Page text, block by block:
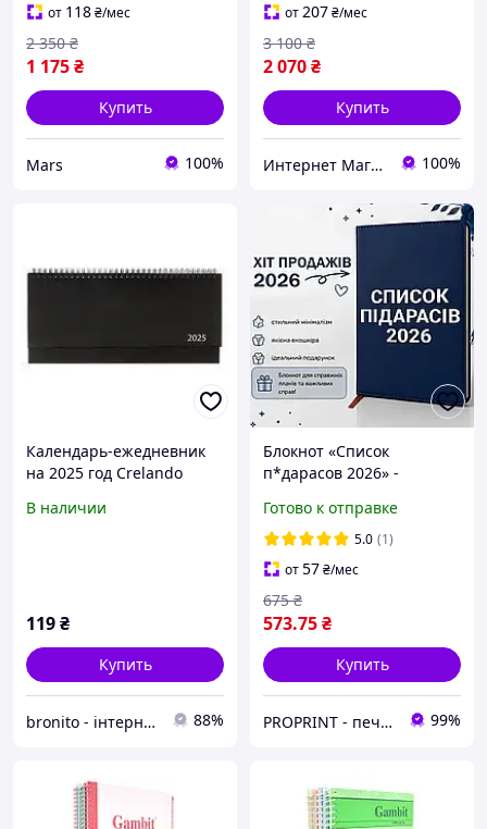
от 118₴/мес
1 175₴
2 350 ₴
Купить
Mars 100%
от207₴/мес
2 070₴
3 100 ₴
Купить
Интернет Магазин ХозДом 100%
Календарь-ежедневник
на 2025 год Crelando
качество)
В наличии
119₴
Купить
bronito - інтернет-магазин із широким асортиментом 88%
Блокнот «Список
п*дарасов 2026» -
юмором A5 из экокожи
Готово к отправке
5.0 (1)
от57₴/мес
573.75₴
675 ₴
Купить
PROPRINT - печатаем идеи! Брендированная и сувенирная продукция 99%